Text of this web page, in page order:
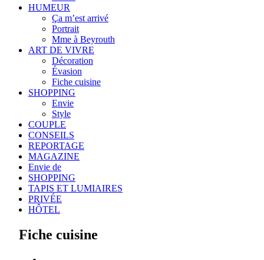
HUMEUR
Ça m’est arrivé
Portrait
Mme à Beyrouth
ART DE VIVRE
Décoration
Évasion
Fiche cuisine
SHOPPING
Envie
Style
COUPLE
CONSEILS
REPORTAGE
MAGAZINE
Envie de
SHOPPING
TAPIS ET LUMIAIRES
PRIVÉE
HÔTEL
Fiche cuisine